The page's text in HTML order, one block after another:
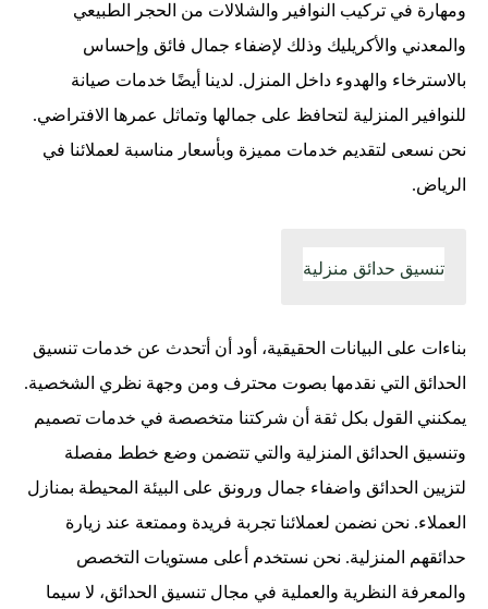
ومهارة في تركيب النوافير والشلالات من الحجر الطبيعي
والمعدني والأكريليك وذلك لإضفاء جمال فائق وإحساس
بالاسترخاء والهدوء داخل المنزل. لدينا أيضًا خدمات صيانة
للنوافير المنزلية لتحافظ على جمالها وتماثل عمرها الافتراضي.
نحن نسعى لتقديم خدمات مميزة وبأسعار مناسبة لعملائنا في
الرياض.
تنسيق حدائق منزلية
بناءات على البيانات الحقيقية، أود أن أتحدث عن خدمات تنسيق
الحدائق التي نقدمها بصوت محترف ومن وجهة نظري الشخصية.
يمكنني القول بكل ثقة أن شركتنا متخصصة في خدمات تصميم
وتنسيق الحدائق المنزلية والتي تتضمن وضع خطط مفصلة
لتزيين الحدائق واضفاء جمال ورونق على البيئة المحيطة بمنازل
العملاء. نحن نضمن لعملائنا تجربة فريدة وممتعة عند زيارة
حدائقهم المنزلية. نحن نستخدم أعلى مستويات التخصص
والمعرفة النظرية والعملية في مجال تنسيق الحدائق، لا سيما